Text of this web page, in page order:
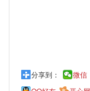
分享到： 微信